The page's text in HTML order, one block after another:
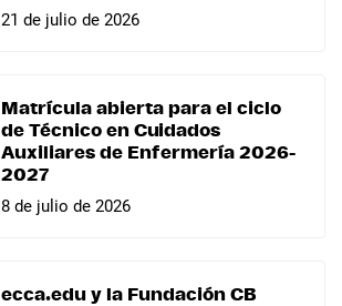
21 de julio de 2026
Matrícula abierta para el ciclo
de Técnico en Cuidados
Auxiliares de Enfermería 2026-
2027
8 de julio de 2026
ecca.edu y la Fundación CB